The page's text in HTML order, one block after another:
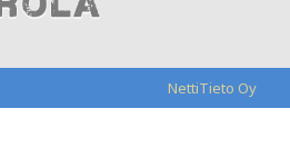
NettiTieto Oy